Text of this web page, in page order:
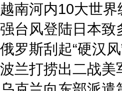
越南河内10大世界
强台风登陆日本致
俄罗斯刮起“硬汉
波兰打捞出二战美